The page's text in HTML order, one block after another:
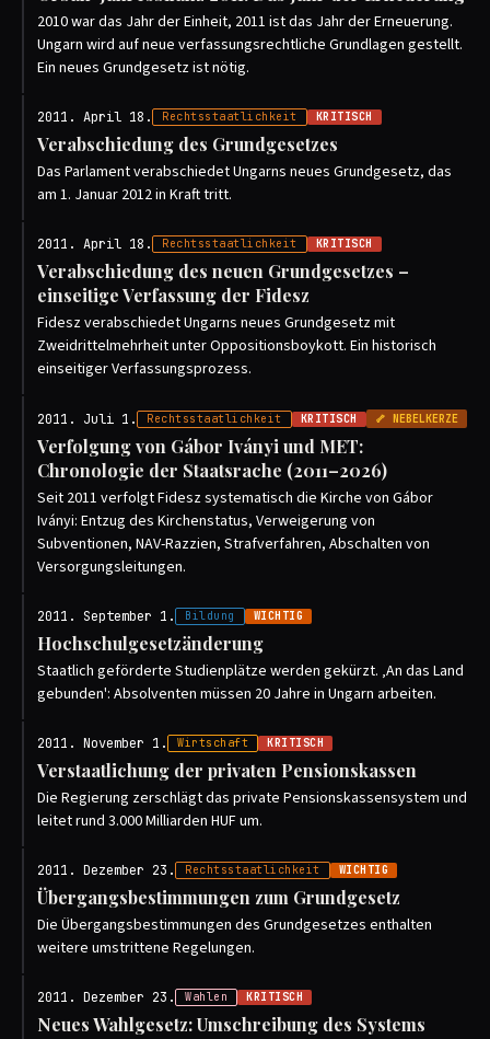
2010 war das Jahr der Einheit, 2011 ist das Jahr der Erneuerung.
Ungarn wird auf neue verfassungsrechtliche Grundlagen gestellt.
Ein neues Grundgesetz ist nötig.
2011. April 18. Rechtsstaatlichkeit KRITISCH
Verabschiedung des Grundgesetzes
Das Parlament verabschiedet Ungarns neues Grundgesetz, das
am 1. Januar 2012 in Kraft tritt.
2011. April 18. Rechtsstaatlichkeit KRITISCH
Verabschiedung des neuen Grundgesetzes –
einseitige Verfassung der Fidesz
Fidesz verabschiedet Ungarns neues Grundgesetz mit
Zweidrittelmehrheit unter Oppositionsboykott. Ein historisch
einseitiger Verfassungsprozess.
2011. Juli 1. Rechtsstaatlichkeit KRITISCH 🦴 NEBELKERZE
Verfolgung von Gábor Iványi und MET:
Chronologie der Staatsrache (2011–2026)
Seit 2011 verfolgt Fidesz systematisch die Kirche von Gábor
Iványi: Entzug des Kirchenstatus, Verweigerung von
Subventionen, NAV-Razzien, Strafverfahren, Abschalten von
Versorgungsleitungen.
2011. September 1. Bildung WICHTIG
Hochschulgesetzänderung
Staatlich geförderte Studienplätze werden gekürzt. ‚An das Land
gebunden': Absolventen müssen 20 Jahre in Ungarn arbeiten.
2011. November 1. Wirtschaft KRITISCH
Verstaatlichung der privaten Pensionskassen
Die Regierung zerschlägt das private Pensionskassensystem und
leitet rund 3.000 Milliarden HUF um.
2011. Dezember 23. Rechtsstaatlichkeit WICHTIG
Übergangsbestimmungen zum Grundgesetz
Die Übergangsbestimmungen des Grundgesetzes enthalten
weitere umstrittene Regelungen.
2011. Dezember 23. Wahlen KRITISCH
Neues Wahlgesetz: Umschreibung des Systems